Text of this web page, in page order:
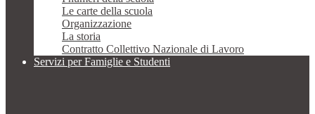
Le carte della scuola
Organizzazione
La storia
Contratto Collettivo Nazionale di Lavoro
Servizi per Famiglie e Studenti